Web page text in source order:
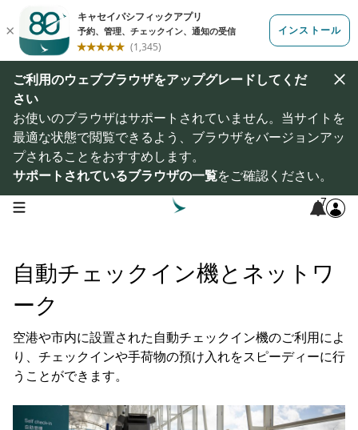
ご利用のウェブブラウザをアップグレードしてくだ
さい
お使いのブラウザはサポートされていません。当サイトを
最適な状態で閲覧できるよう、ブラウザをバージョンアッ
プされることをおすすめします。
サポートされているブラウザの一覧をご確認ください。
open navigation menu 7
自動チェックイン機とネットワ
ーク
空港や市内に設置された自動チェックイン機のご利用によ
り、チェックインや手荷物の預け入れをスピーディーに行
うことができます。